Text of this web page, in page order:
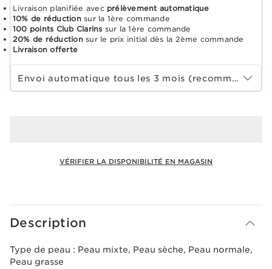
Livraison planifiée avec prélèvement automatique
10% de réductionsur la 1ère commande
100 points Club Clarins sur la 1ère commande
20% de réductionsur le prix initial dès la 2ème commande
Livraison offerte
Choisir la période d''abonnement
Envoi automatique tous les 3 mois (recommandé)
VÉRIFIER LA DISPONIBILITÉ EN MAGASIN
Description
Type de peau : Peau mixte, Peau sèche, Peau normale,
Peau grasse